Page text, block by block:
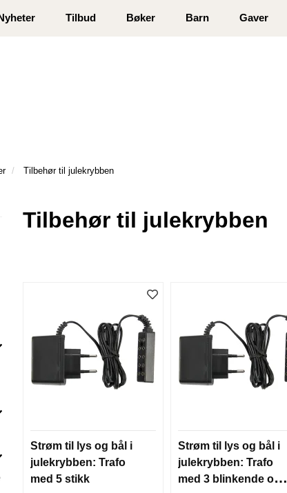
inn eller registrer deg
Tilbud Bøker Barn Gaver
Tilbehør til julekrybben
Tilbehør til julekrybben
Strøm til lys og bål i
julekrybben: Trafo
med 5 stikk
Strøm til lys og bål i
julekrybben: Trafo
med 3 blinkende og 2